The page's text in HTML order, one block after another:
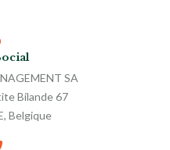
SA
Bilande 67
Belgique